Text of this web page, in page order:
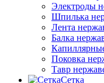
Электроды
Шпилька
Лента
Балка
Поковка
Тавр
Сетка